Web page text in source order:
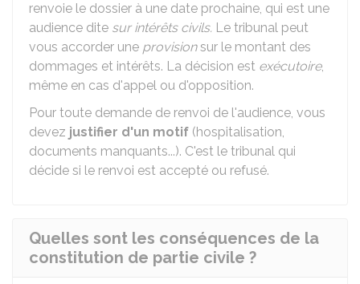
renvoie le dossier à une date prochaine, qui est une
audience dite sur intérêts civils. Le tribunal peut
vous accorder une provisionsur le montant des
dommages et intérêts. La décision est exécutoire,
même en cas d'appel ou d'opposition.
Pour toute demande de renvoi de l'audience, vous
devez justifier d'un motif (hospitalisation,
documents manquants...). C'est le tribunal qui
décide si le renvoi est accepté ou refusé.
Quelles sont les conséquences de la
constitution de partie civile ?